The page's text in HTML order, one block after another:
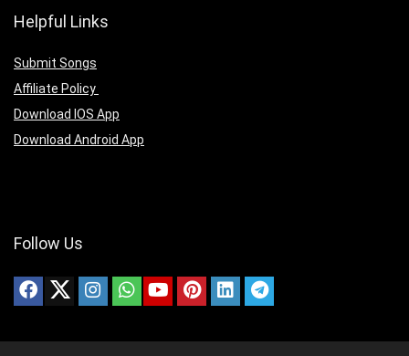
Helpful Links
Submit Songs
Affiliate Policy
Download IOS App
Download Android App
Follow Us